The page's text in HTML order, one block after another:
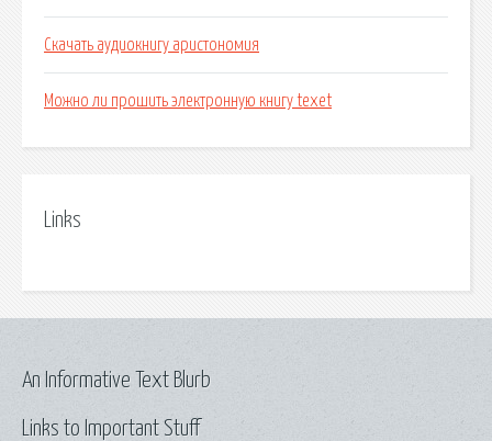
Скачать аудиокнигу аристономия
Можно ли прошить электронную книгу texet
Links
Links to Important Stuff
An Informative Text Blurb